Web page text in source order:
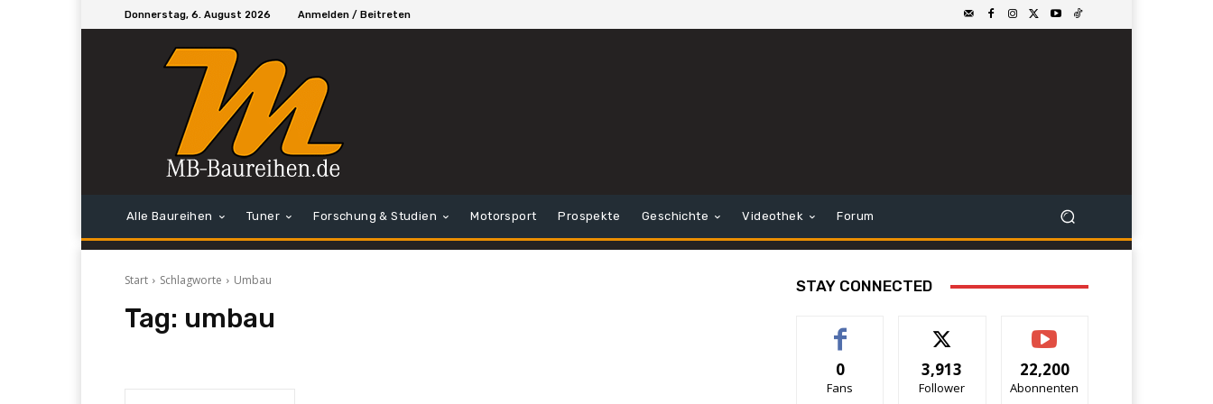
Donnerstag, 6. August 2026 Anmelden / Beitreten
Alle Baureihen Tuner Forschung & Studien Motorsport Prospekte Geschichte Videothek Forum
Start Schlagworte Umbau
Tag: umbau
STAY CONNECTED
0
Fans
3,913
Follower
22,200
Abonnenten